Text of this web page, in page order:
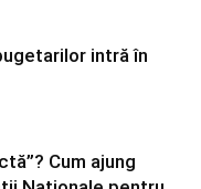
intră în
Cum ajung